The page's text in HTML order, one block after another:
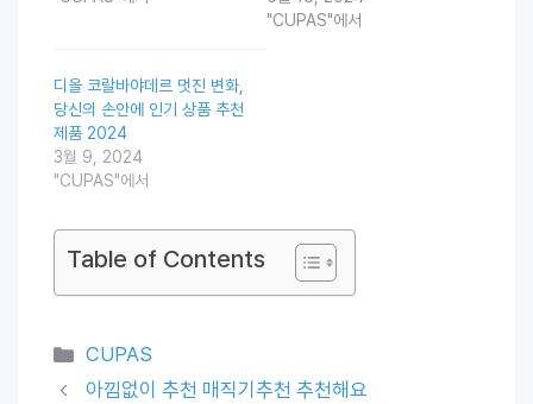
"CUPAS"에서
디올 코랄바야데르 멋진 변화,
당신의 손안에 인기 상품 추천
제품 2024
3월 9, 2024
"CUPAS"에서
Table of Contents
Categories
CUPAS
아낌없이 추천 매직기추천 추천해요